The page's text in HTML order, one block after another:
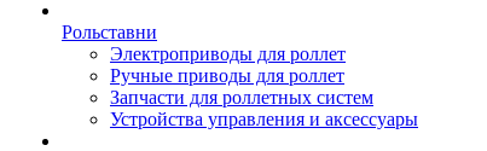
Рольставни
Электроприводы для роллет
Ручные приводы для роллет
Запчасти для роллетных систем
Устройства управления и аксессуары